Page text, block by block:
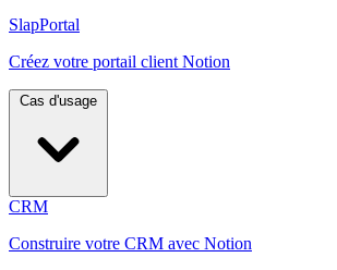
SlapPortal
Créez votre portail client Notion
Cas d'usage
CRM
Construire votre CRM avec Notion